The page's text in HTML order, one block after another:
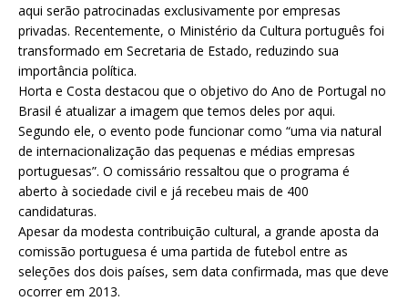
aqui serão patrocinadas exclusivamente por empresas
privadas. Recentemente, o Ministério da Cultura português foi
transformado em Secretaria de Estado, reduzindo sua
importância política.
Horta e Costa destacou que o objetivo do Ano de Portugal no
Brasil é atualizar a imagem que temos deles por aqui.
Segundo ele, o evento pode funcionar como “uma via natural
de internacionalização das pequenas e médias empresas
portuguesas”. O comissário ressaltou que o programa é
aberto à sociedade civil e já recebeu mais de 400
candidaturas.
Apesar da modesta contribuição cultural, a grande aposta da
comissão portuguesa é uma partida de futebol entre as
seleções dos dois países, sem data confirmada, mas que deve
ocorrer em 2013.